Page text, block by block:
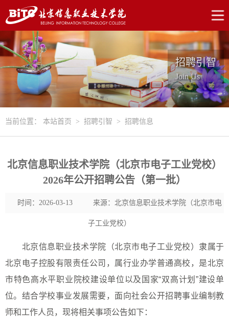
招聘引智
Join Us
当前位置： 本站首页 > 招聘引智 > 招聘信息
北京信息职业技术学院（北京市电子工业党校）
2026年公开招聘公告（第一批）
时间：2026-03-13 来源：北京信息职业技术学院（北京市电
子工业党校）
北京信息职业技术学院（北京市电子工业党校）隶属于
北京电子控股有限责任公司，属行业办学普通高校，是北京
市特色高水平职业院校建设单位以及国家“双高计划”建设单
位。结合学校事业发展需要，面向社会公开招聘事业编制教
师和工作人员，现将相关事项公告如下：